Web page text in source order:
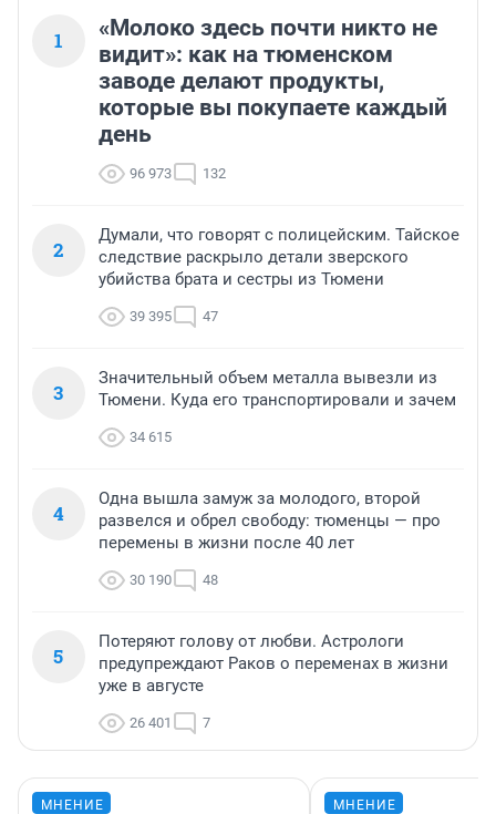
1
«Молоко здесь почти никто не
видит»: как на тюменском
заводе делают продукты,
которые вы покупаете каждый
день
96 973 132
2
Думали, что говорят с полицейским. Тайское
следствие раскрыло детали зверского
убийства брата и сестры из Тюмени
39 395 47
3
Значительный объем металла вывезли из
Тюмени. Куда его транспортировали и зачем
34 615
4
Одна вышла замуж за молодого, второй
развелся и обрел свободу: тюменцы — про
перемены в жизни после 40 лет
30 190 48
5
Потеряют голову от любви. Астрологи
предупреждают Раков о переменах в жизни
уже в августе
26 401 7
МНЕНИЕ МНЕНИЕ